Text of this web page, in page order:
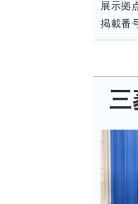
展示拠
掲載番